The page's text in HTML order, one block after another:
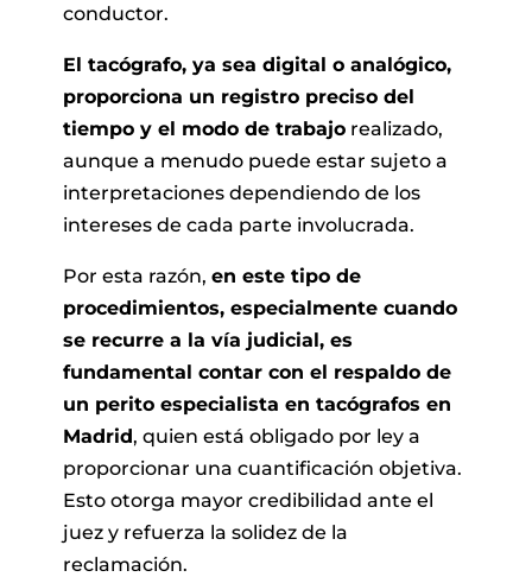
conductor.
El tacógrafo, ya sea digital o analógico,
proporciona un registro preciso del
tiempo y el modo de trabajorealizado,
aunque a menudo puede estar sujeto a
interpretaciones dependiendo de los
intereses de cada parte involucrada.
Por esta razón, en este tipo de
procedimientos, especialmente cuando
se recurre a la vía judicial, es
fundamental contar con el respaldo de
un perito especialista en tacógrafos en
Madrid, quien está obligado por ley a
proporcionar una cuantificación objetiva.
Esto otorga mayor credibilidad ante el
juez y refuerza la solidez de la
reclamación.